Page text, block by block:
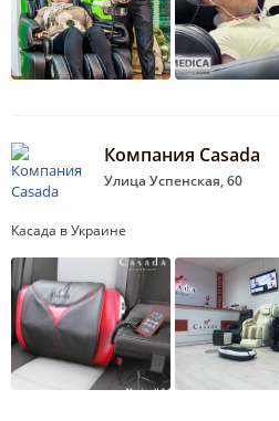
Компания Casada
Улица Успенская, 60
Касада в Украине